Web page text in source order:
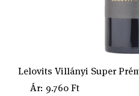
Lelovits Villányi Super
Ár: 9.760 Ft